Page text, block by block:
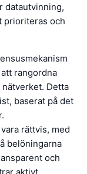
datautvinning,
prioriteras och
rangordna
Detta
baserat på det
rättvis, med
belöningarna
och
aktivt